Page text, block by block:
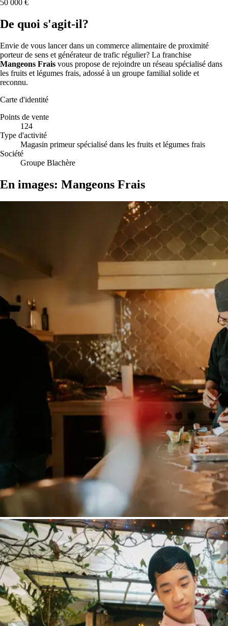
50 000 €
De quoi s'agit-il?
Envie de vous lancer dans un commerce alimentaire de proximité
porteur de sens et générateur de trafic régulier? La franchise
Mangeons Frais vous propose de rejoindre un réseau spécialisé dans
les fruits et légumes frais, adossé à un groupe familial solide et
reconnu.
Carte d'identité
Points de vente
124
Type d'activité
Magasin primeur spécialisé dans les fruits et légumes frais
Société
Groupe Blachère
En images: Mangeons Frais